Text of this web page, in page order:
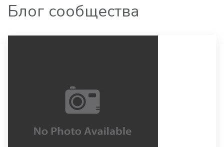
Блог сообщества